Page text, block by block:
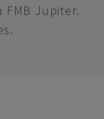
FMB Jupiter.